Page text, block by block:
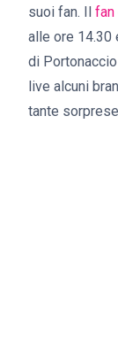
suoi fan. Il fan
alle ore
di
live alcuni
tante